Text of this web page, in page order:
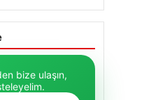
bize ulaşın,